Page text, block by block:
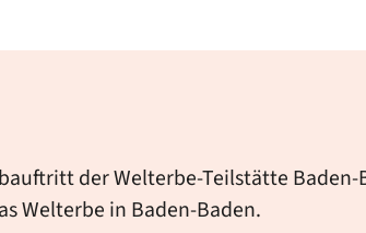
der Welterbe-Teilstätte
Welterbe in Baden-Baden.